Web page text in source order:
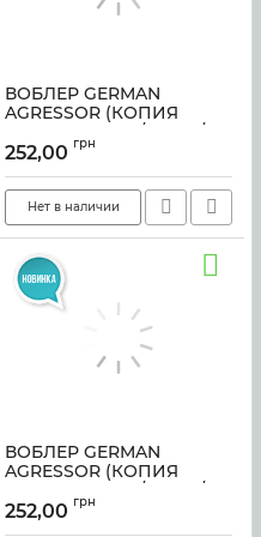
ВОБЛЕР GERMAN
AGRESSOR (КОПИЯ
HALKO) 150 мм / 35 гр /
C230 цвет
Артикул: sf-1266
252,00 грн
Нет в наличии
ВОБЛЕР GERMAN
AGRESSOR (КОПИЯ
HALKO) 150 мм / 35 гр /
C142 цвет sf-1264
Артикул: sf-1264
252,00 грн